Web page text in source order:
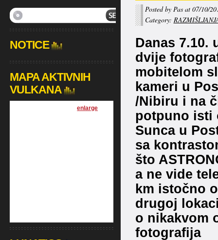
Posted by Pas at 07/10/
Category:
Danas 7.10.
dvije
mobitelom
kameri u
/Nibiru i na
potpuno isti
Sunca u
sa
što
a ne vide
km istočno
drugoj
o nikakvom
fotografija
NOTICE
MAPA AKTIVNIH
VULKANA
[enlarge